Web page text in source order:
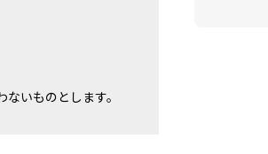
いものとします。